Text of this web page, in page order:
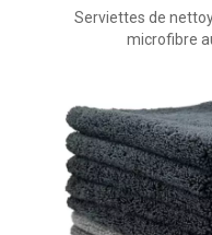
Serviettes de
microfibre